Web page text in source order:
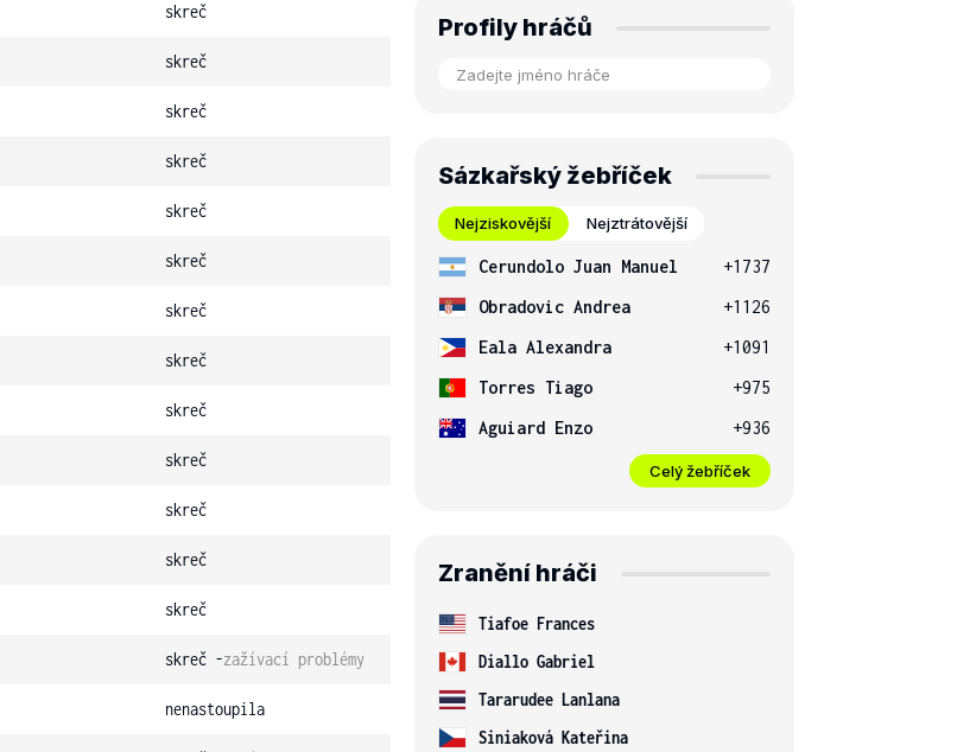
skreč
skreč
skreč
skreč
skreč
skreč
skreč
skreč
skreč
skreč
skreč
skreč
skreč
skreč -zažívací problémy
nenastoupila
Profily hráčů
Sázkařský žebříček
Nejziskovější Nejztrátovější
Cerundolo Juan Manuel
+1737
Obradovic Andrea
+1126
Eala Alexandra
+1091
Torres Tiago
+975
Aguiard Enzo
+936
Celý žebříček
Zranění hráči
Tiafoe Frances
Diallo Gabriel
Tararudee Lanlana
Siniaková Kateřina